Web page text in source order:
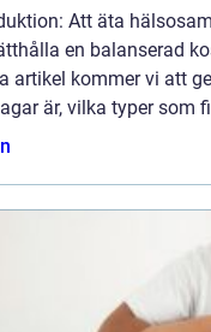
Att äta
en balanserad
artikel kommer vi att
är, vilka typer som